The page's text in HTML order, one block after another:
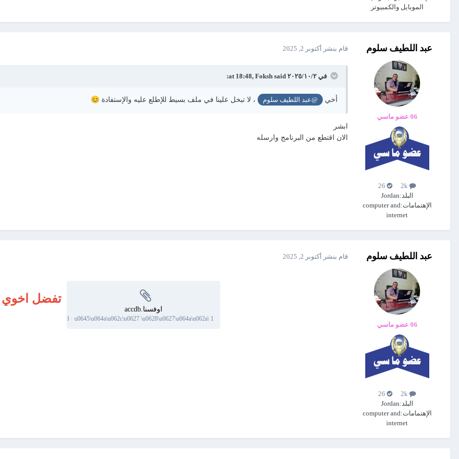
الموبايل والكمبيوتر
عبد اللطيف سلوم
06 عضو ماسي
البلد:Jordan
الإهتمامات:computer and
internet
قام بنشر أكتوبر 2, 2025
في ٢‏/١٠‏/٢٠٢٥ at 18:48, Foksh said:
أخي @عبد اللطيف سلوم ، لا تبخل علينا في ملف بسيط للإطلع عليه والإستفادة😊
ابشر
الان اقتطع من البرنامج وارسله
عبد اللطيف سلوم
06 عضو ماسي
البلد:Jordan
الإهتمامات:computer and
internet
قام بنشر أكتوبر 2, 2025
اوفسنا.accdb
1 \u0645\u064a\u062c\u0627 \u0628\u0627\u064a\u062a
·
63 downloads
تفضل اخوي